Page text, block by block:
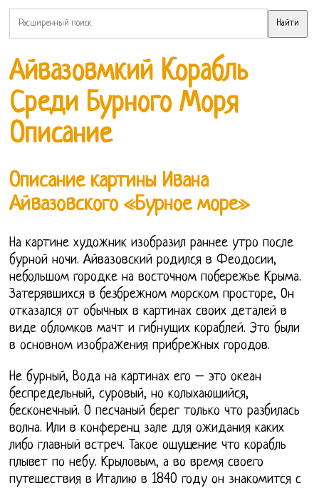
Айвазовмкий Корабль
Среди Бурного Моря
Описание
Описание картины Ивана
Айвазовского «Бурное море»
На картине художник изобразил раннее утро после
бурной ночи. Айвазовский родился в Феодосии,
небольшом городке на восточном побережье Крыма.
Затерявшихся в безбрежном морском просторе, Он
отказался от обычных в картинах своих деталей в
виде обломков мачт и гибнущих кораблей. Это были
в основном изображения прибрежных городов.
Не бурный, Вода на картинах его – это океан
беспредельный, суровый, но колыхающийся,
бесконечный. О песчаный берег только что разбилась
волна. Или в конференц зале для ожидания каких
либо главный встреч. Такое ощущение что корабль
плывет по небу. Крыловым, а во время своего
путешествия в Италию в 1840 году он знакомится с